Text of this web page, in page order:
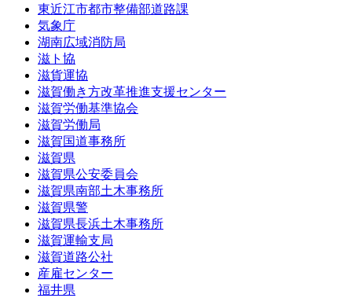
東近江市都市整備部道路課
気象庁
湖南広域消防局
滋ト協
滋貨運協
滋賀働き方改革推進支援センター
滋賀労働基準協会
滋賀労働局
滋賀国道事務所
滋賀県
滋賀県公安委員会
滋賀県南部土木事務所
滋賀県警
滋賀県長浜土木事務所
滋賀運輸支局
滋賀道路公社
産雇センター
福井県